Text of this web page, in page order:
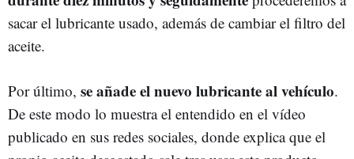
sacar el lubricante usado, además de cambiar el filtro del
aceite.
Por último, se añade el nuevo lubricante al vehículo.
De este modo lo muestra el entendido en el vídeo
publicado en sus redes sociales, donde explica que el